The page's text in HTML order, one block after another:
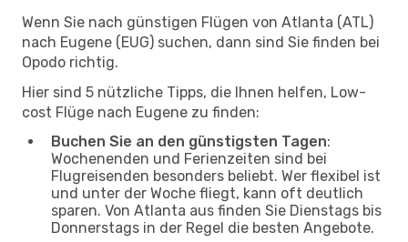
Wenn Sie nach günstigen Flügen von Atlanta (ATL)
nach Eugene (EUG) suchen, dann sind Sie finden bei
Opodo richtig.
Hier sind 5 nützliche Tipps, die Ihnen helfen, Low-
cost Flüge nach Eugene zu finden:
Buchen Sie an den günstigsten Tagen:
Wochenenden und Ferienzeiten sind bei
Flugreisenden besonders beliebt. Wer flexibel ist
und unter der Woche fliegt, kann oft deutlich
sparen. Von Atlanta aus finden Sie Dienstags bis
Donnerstags in der Regel die besten Angebote.